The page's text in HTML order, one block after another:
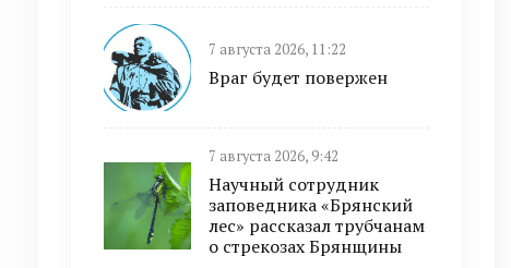
7 августа 2026, 11:22
Враг будет повержен
7 августа 2026, 9:42
Научный сотрудник
заповедника «Брянский
лес» рассказал трубчанам
о стрекозах Брянщины